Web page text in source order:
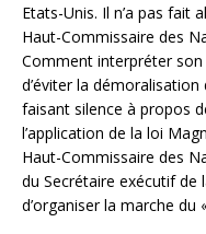
Etats-Unis. Il n’a pas fait
Haut-Commissaire des
Comment interpréter
d’éviter la
faisant silence à propos
l’application de la loi
Haut-Commissaire des
du Secrétaire exécutif de
d’organiser la marche du